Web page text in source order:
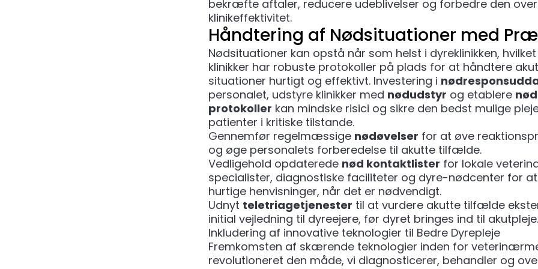
bekræfte aftaler, reducere udeblivelser og forbedre den
klinikeffektivitet.
Håndtering af Nødsituationer med
Nødsituationer kan opstå når som helst i dyreklinikken,
klinikker har robuste protokoller på plads for at håndtere
situationer hurtigt og effektivt. Investering i
personalet, udstyre klinikker med nødudstyr og etablere
protokoller kan mindske risici og sikre den bedst mulige
patienter i kritiske tilstande.
Gennemfør regelmæssige nødøvelser for at øve
og øge personalets forberedelse til akutte tilfælde.
Vedligehold opdaterede nød kontaktlister for lokale
specialister, diagnostiske faciliteter og dyre-nødcenter for
hurtige henvisninger, når det er nødvendigt.
Udnyt teletriagetjenester til at vurdere akutte tilfælde
initial vejledning til dyreejere, før dyret bringes ind til akutpleje.
Inkludering af innovative teknologier til Bedre Dyrepleje
Fremkomsten af skærende teknologier inden for
revolutioneret den måde, vi diagnosticerer, behandler og